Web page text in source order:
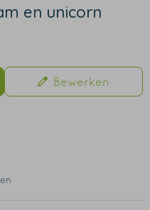
en unicorn
Bewerken